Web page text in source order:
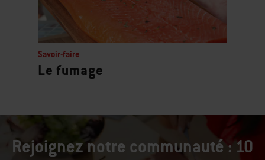
Savoir-faire
Le fumage
Rejoignez notre communauté : 10